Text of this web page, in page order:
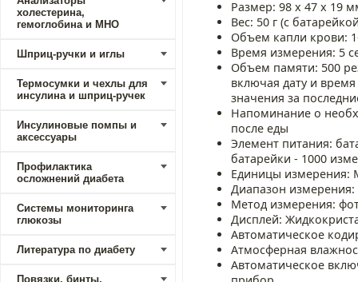
холестерина,
гемоглобина и МНО
Шприц-ручки и иглы
Термосумки и чехлы для
инсулина и шприц-ручек
Инсулиновые помпы и
аксессуары
Профилактика
осложнений диабета
Системы мониторинга
глюкозы
Литература по диабету
Повязки, бинты,
Размер: 98 x 47 x 19
Вес: 50 г (с
Объем капли крови:
Время измерения: 5
Объем памяти: 500
включая дату и
значения за
Напоминание о
после еды
Элемент питания:
батарейки - 1000
Единицы измерения:
Диапазон
Метод измерения:
Дисплей:
Автоматическое
Атмосферная
Автоматическое